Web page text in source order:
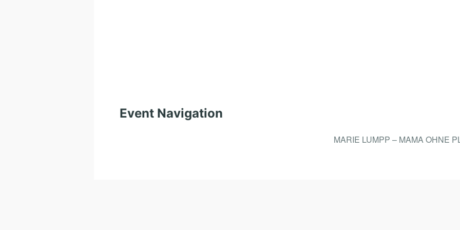
Event Navigation
MARIE LUMPP – MAMA OHNE